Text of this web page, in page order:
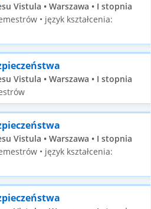
Vistula • Warszawa • I stopnia
• język kształcenia:
Vistula • Warszawa • I stopnia
Vistula • Warszawa • I stopnia
• język kształcenia: